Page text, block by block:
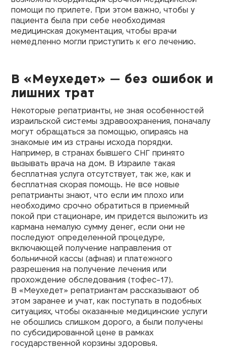
помощи по прилете. При этом важно, чтобы у
пациента была при себе необходимая
медицинская документация, чтобы врачи
немедленно могли приступить к его лечению.
В «Меухедет» — без ошибок и
лишних трат
Некоторые репатрианты, не зная особенностей
израильской системы здравоохранения, поначалу
могут обращаться за помощью, опираясь на
знакомые им из страны исхода порядки.
Например, в странах бывшего СНГ принято
вызывать врача на дом. В Израиле такая
бесплатная услуга отсутствует, так же, как и
бесплатная скорая помощь. Не все новые
репатрианты знают, что если им плохо или
необходимо срочно обратиться в приемный
покой при стационаре, им придется выложить из
кармана немалую сумму денег, если они не
последуют определенной процедуре,
включающей получение направления от
больничной кассы (афная) и платежного
разрешения на получение лечения или
прохождение обследования (тофес-17).
В«Меухедет» репатриантам рассказывают об
этом заранее и учат, как поступать в подобных
ситуациях, чтобы оказанные медицинские услуги
не обошлись слишком дорого, а были получены
по субсидированной цене в рамках
государственной корзины здоровья.